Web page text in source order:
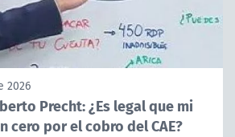
2026
Precht: ¿Es legal que mi
cero por el cobro del CAE?